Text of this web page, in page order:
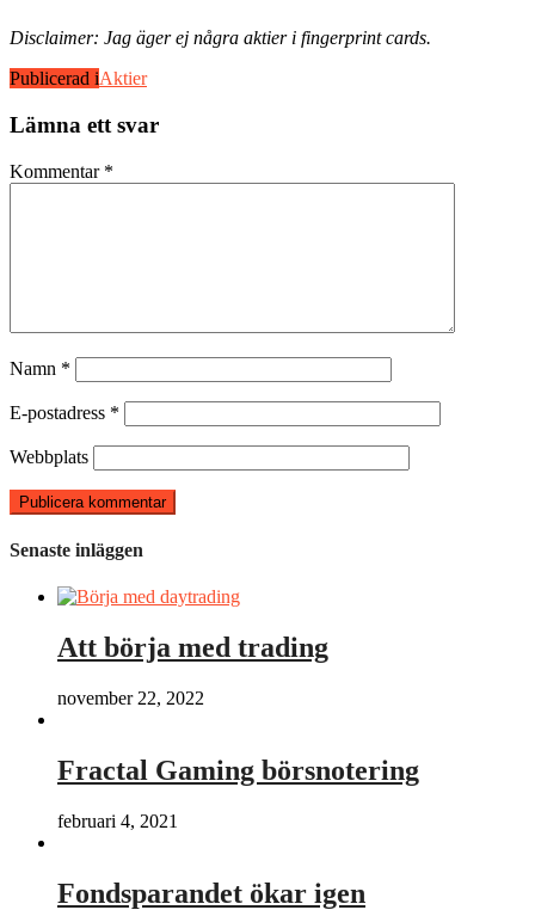
Disclaimer: Jag äger ej några aktier i fingerprint cards.
Publicerad iAktier
Lämna ett svar
Kommentar *
Namn *
E-postadress *
Webbplats
Senaste inläggen
Att börja med trading
november 22, 2022
Fractal Gaming börsnotering
februari 4, 2021
Fondsparandet ökar igen